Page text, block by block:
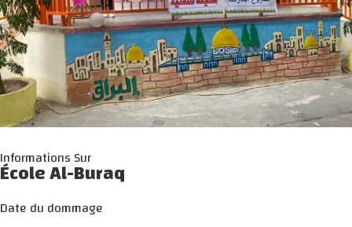
Informations Sur
École Al-Buraq
Date du dommage